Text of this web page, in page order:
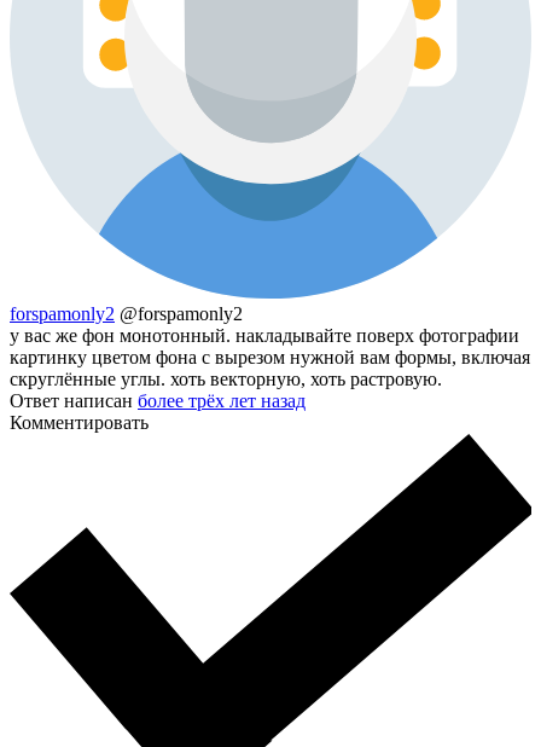
forspamonly2 @forspamonly2
у вас же фон монотонный. накладывайте поверх фотографии
картинку цветом фона с вырезом нужной вам формы, включая
скруглённые углы. хоть векторную, хоть растровую.
Ответ написан более трёх лет назад
Комментировать